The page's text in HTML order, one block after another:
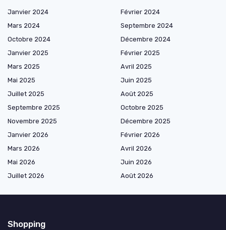
Janvier 2024
Février 2024
Mars 2024
Septembre 2024
Octobre 2024
Décembre 2024
Janvier 2025
Février 2025
Mars 2025
Avril 2025
Mai 2025
Juin 2025
Juillet 2025
Août 2025
Septembre 2025
Octobre 2025
Novembre 2025
Décembre 2025
Janvier 2026
Février 2026
Mars 2026
Avril 2026
Mai 2026
Juin 2026
Juillet 2026
Août 2026
Shopping